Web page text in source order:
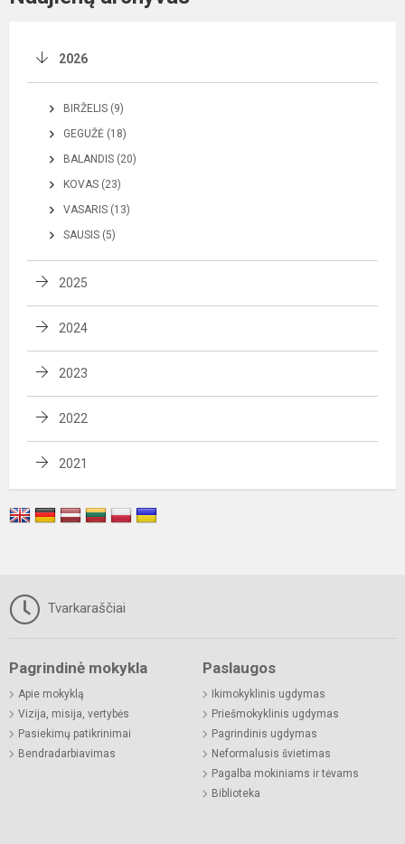
2026
BIRŽELIS (9)
GEGUŽĖ (18)
BALANDIS (20)
KOVAS (23)
VASARIS (13)
SAUSIS (5)
2025
2024
2023
2022
2021
Tvarkaraščiai
Pagrindinė mokykla
Apie mokyklą
Vizija, misija, vertybės
Pasiekimų patikrinimai
Bendradarbiavimas
Paslaugos
Ikimokyklinis ugdymas
Priešmokyklinis ugdymas
Pagrindinis ugdymas
Neformalusis švietimas
Pagalba mokiniams ir tėvams
Biblioteka